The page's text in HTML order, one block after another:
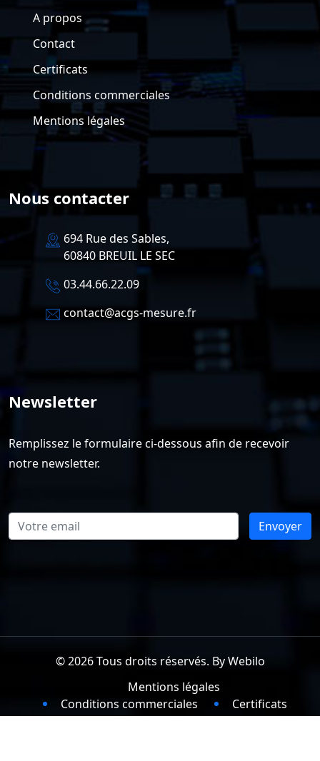
A propos
Contact
Certificats
Conditions commerciales
Mentions légales
Nous contacter
694 Rue des Sables,
60840 BREUIL LE SEC
03.44.66.22.09
contact@acgs-mesure.fr
Newsletter
Remplissez le formulaire ci-dessous afin de recevoir
notre newsletter.
Envoyer
Mentions légales
Conditions commerciales
Certificats
Plan du site
Contact
© 2026 Tous droits réservés. ByWebilo